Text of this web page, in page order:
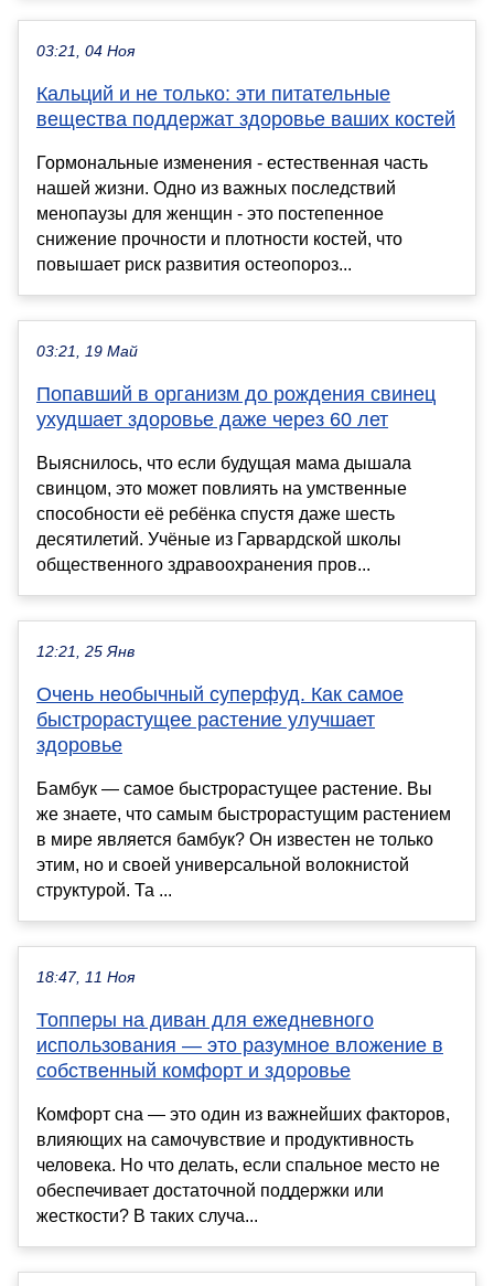
03:21, 04 Ноя
Кальций и не только: эти питательные
вещества поддержат здоровье ваших костей
Гормональные изменения - естественная часть
нашей жизни. Одно из важных последствий
менопаузы для женщин - это постепенное
снижение прочности и плотности костей, что
повышает риск развития остеопороз...
03:21, 19 Май
Попавший в организм до рождения свинец
ухудшает здоровье даже через 60 лет
Выяснилось, что если будущая мама дышала
свинцом, это может повлиять на умственные
способности её ребёнка спустя даже шесть
десятилетий. Учёные из Гарвардской школы
общественного здравоохранения пров...
12:21, 25 Янв
Очень необычный суперфуд. Как самое
быстрорастущее растение улучшает
здоровье
Бамбук — самое быстрорастущее растение. Вы
же знаете, что самым быстрорастущим растением
в мире является бамбук? Он известен не только
этим, но и своей универсальной волокнистой
структурой. Та ...
18:47, 11 Ноя
Топперы на диван для ежедневного
использования — это разумное вложение в
собственный комфорт и здоровье
Комфорт сна — это один из важнейших факторов,
влияющих на самочувствие и продуктивность
человека. Но что делать, если спальное место не
обеспечивает достаточной поддержки или
жесткости? В таких случа...